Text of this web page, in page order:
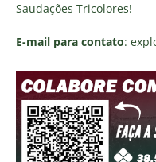
Saudações Tricolores!
E-mail para contato: